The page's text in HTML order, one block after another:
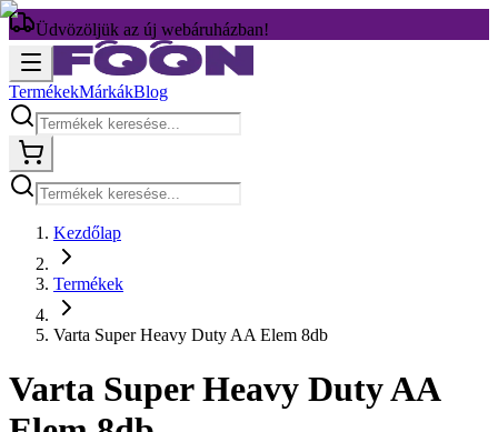
Üdvözöljük az új webáruházban!
TermékekMárkákBlog
Kezdőlap
Termékek
Varta Super Heavy Duty AA Elem 8db
Varta Super Heavy Duty AA